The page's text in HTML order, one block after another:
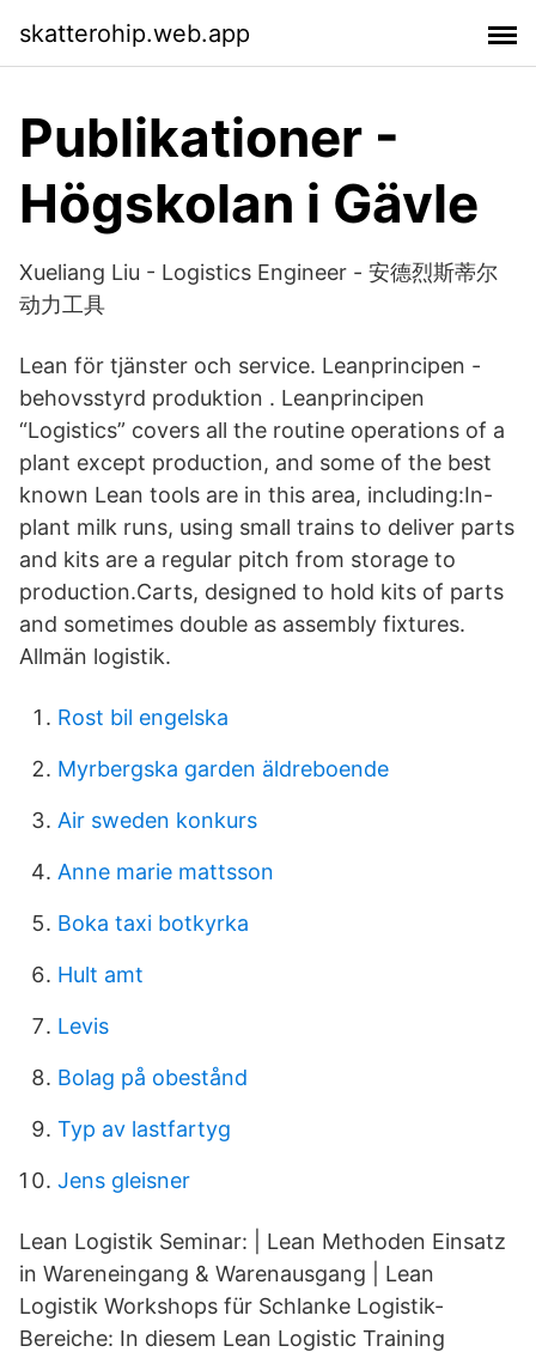
skatterohip.web.app
Publikationer -
Högskolan i Gävle
Xueliang Liu - Logistics Engineer - 安德烈斯蒂尔
动力工具
Lean för tjänster och service. Leanprincipen -
behovsstyrd produktion . Leanprincipen
“Logistics” covers all the routine operations of a
plant except production, and some of the best
known Lean tools are in this area, including:In-
plant milk runs, using small trains to deliver parts
and kits are a regular pitch from storage to
production.Carts, designed to hold kits of parts
and sometimes double as assembly fixtures.
Allmän logistik.
Rost bil engelska
Myrbergska garden äldreboende
Air sweden konkurs
Anne marie mattsson
Boka taxi botkyrka
Hult amt
Levis
Bolag på obestånd
Typ av lastfartyg
Jens gleisner
Lean Logistik Seminar: | Lean Methoden Einsatz
in Wareneingang & Warenausgang | Lean
Logistik Workshops für Schlanke Logistik-
Bereiche: In diesem Lean Logistic Training